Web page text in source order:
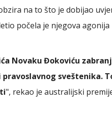
na to što je dobijao
počela je njegova
Novaku Đokoviću
sveštenika.
", rekao je australijski